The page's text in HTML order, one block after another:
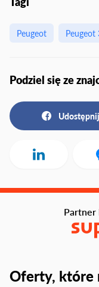
Peugeot Peugeot
Podziel się ze
Udostępnij
Oferty, które
Partner